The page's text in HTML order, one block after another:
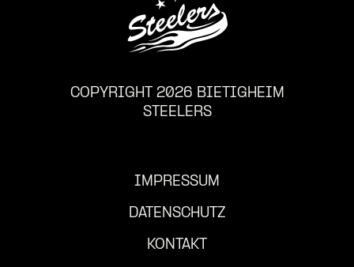
COPYRIGHT 2026 BIETIGHEIM
STEELERS
IMPRESSUM
DATENSCHUTZ
KONTAKT